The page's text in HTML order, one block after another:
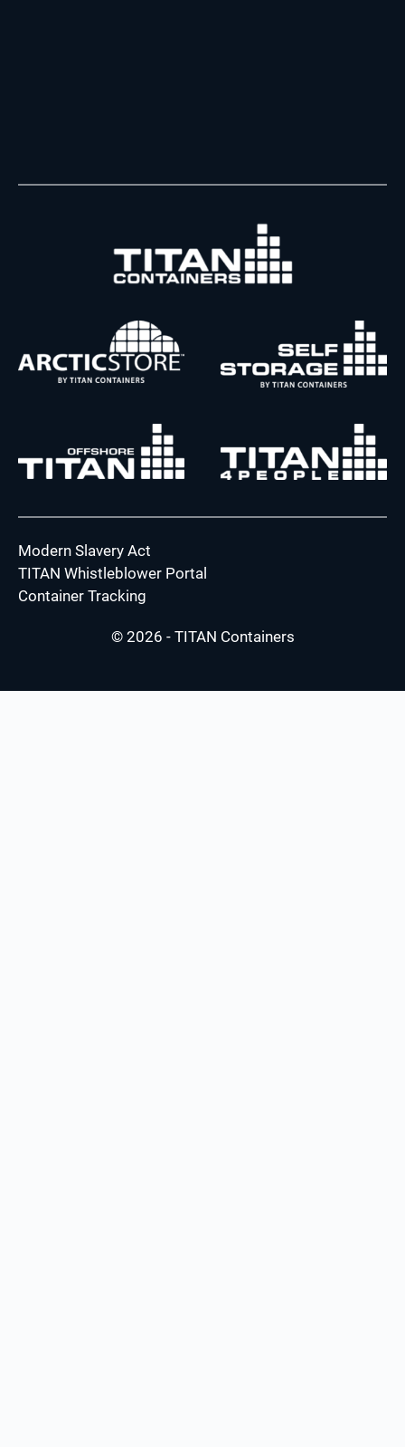
Modern Slavery Act
TITAN Whistleblower Portal
Container Tracking
© 2026 - TITAN Containers